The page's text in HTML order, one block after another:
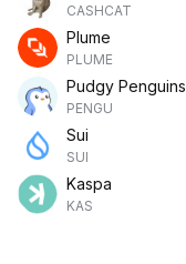
CASHCAT
Plume
PLUME
Pudgy Penguins
PENGU
Sui
SUI
Kaspa
KAS